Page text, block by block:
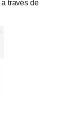
a través de